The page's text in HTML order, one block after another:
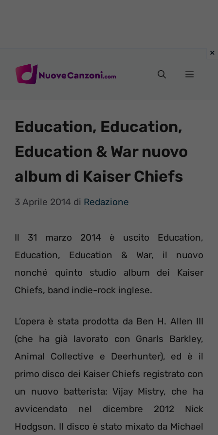
Menu
Education, Education,
Education & War nuovo
album di Kaiser Chiefs
3 Aprile 2014 di Redazione
Il 31 marzo 2014 è uscito Education,
Education, Education & War, il nuovo
nonché quinto studio album dei Kaiser
Chiefs, band indie-rock inglese.
L’opera è stata prodotta da Ben H. Allen III
(che ha già lavorato con Gnarls Barkley,
Animal Collective e Deerhunter), ed è il
primo disco dei Kaiser Chiefs registrato con
un nuovo batterista: Vijay Mistry, che ha
avvicendato nel dicembre 2012 Nick
Hodgson. Il disco è stato mixato da Michael